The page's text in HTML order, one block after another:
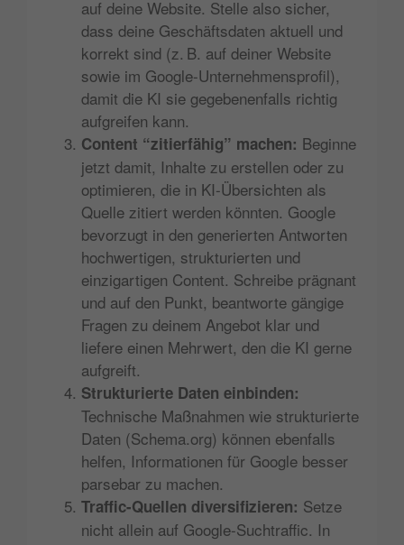
auf deine Website. Stelle also sicher,
dass deine Geschäfts­daten aktuell und
korrekt sind (z. B. auf deiner Website
sowie im Google-Unternehmensprofil),
damit die KI sie gegebenenfalls richtig
aufgreifen kann.
Content “zitierfähig” machen: Beginne
jetzt damit, Inhalte zu erstellen oder zu
optimieren, die in KI-Übersichten als
Quelle zitiert werden könnten. Google
bevorzugt in den generierten Antworten
hochwertigen, strukturierten und
einzigartigen Content​. Schreibe prägnant
und auf den Punkt, beantworte gängige
Fragen zu deinem Angebot klar und
liefere einen Mehrwert, den die KI gerne
aufgreift.
Strukturierte Daten einbinden:
Technische Maßnahmen wie strukturierte
Daten (Schema.org) können ebenfalls
helfen, Informationen für Google besser
parsebar zu machen.
Traffic-Quellen diversifizieren: Setze
nicht allein auf Google-Suchtraffic. In